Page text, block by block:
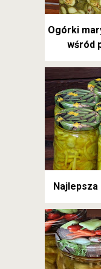
Ogórki
wśród
Najlepsza